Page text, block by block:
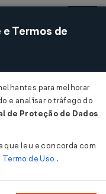
Acessar
58 DE
Termos de
para melhorar
e analisar o tráfego do
de Proteção de Dados
que leu e concorda com
Termo de Uso .